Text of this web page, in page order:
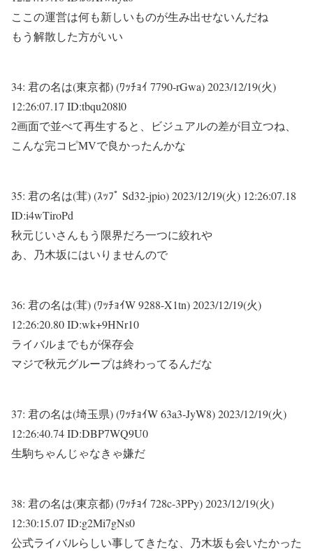
ここの運営は何も新しいものが生み出せないんだね
もう解散した方がいい
34: 君の名は(東京都) (ﾜｯﾁｮｲ 7790-rGwa)2023/12/19(火)
12:26:07.17 ID:tbqu208l0
2画面で並べて再生すると、ビジュアルの差が目立つね、
こんな完コピMVで良かったんかな
35: 君の名は(茸) (ｽｯﾌﾟ Sd32-jpio)2023/12/19(火) 12:26:07.18
ID:i4wTiroPd
秋元じいさんもう限界だろ一つに絞れや
あ、乃木坂にはいりませんので
36: 君の名は(茸) (ﾜｯﾁｮｲW 9288-X1tn)2023/12/19(火)
12:26:20.80 ID:wk+9HNr10
ライバルまでもが保存会
マジで秋元グループは終わってるんだな
37: 君の名は(埼玉県) (ﾜｯﾁｮｲW 63a3-JyW8)2023/12/19(火)
12:26:40.74 ID:DBP7WQ9U0
生駒ちゃんじゃなきゃ嫌だ
38: 君の名は(東京都) (ﾜｯﾁｮｲ 728c-3PPy)2023/12/19(火)
12:30:15.07 ID:g2Mi7gNs0
公式ライバルらしい事してきたな、乃木坂も会いたかった